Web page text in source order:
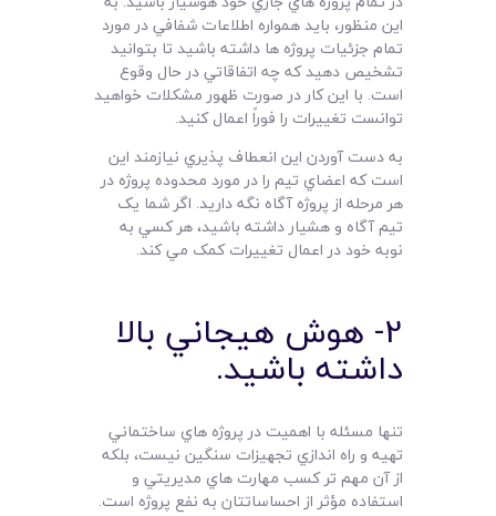
اين منظور، بايد همواره اطلاعات شفافي در مورد
تمام جزئيات پروژه ها داشته باشيد تا بتوانيد
تشخيص دهيد که چه اتفاقاتي در حال وقوع
است. با اين کار در صورت ظهور مشکلات خواهيد
توانست تغييرات را فوراً اعمال کنيد.
به دست آوردن اين انعطاف پذيري نيازمند اين
است که اعضاي تيم را در مورد محدوده پروژه در
هر مرحله از پروژه آگاه نگه داريد. اگر شما يک
تيم آگاه و هشيار داشته باشيد، هر کسي به
نوبه خود در اعمال تغييرات کمک مي کند.
2- هوش هيجاني بالا
داشته باشيد.
تنها مسئله با اهميت در پروژه هاي ساختماني
تهيه و راه اندازي تجهيزات سنگين نيست، بلکه
از آن مهم تر کسب مهارت هاي مديريتي و
استفاده مؤثر از احساساتتان به نفع پروژه است.